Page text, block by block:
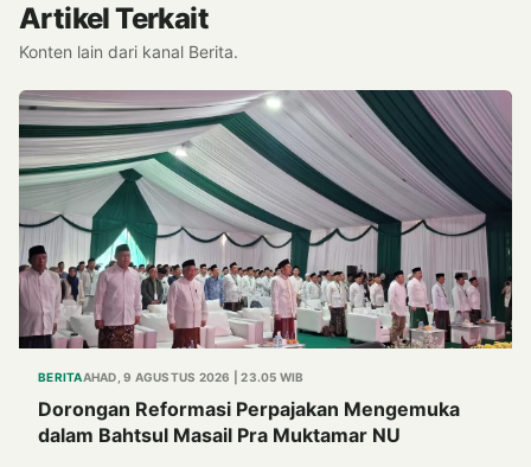
Artikel Terkait
Konten lain dari kanal Berita.
BERITAAHAD, 9 AGUSTUS 2026 | 23.05 WIB
Dorongan Reformasi Perpajakan Mengemuka
dalam Bahtsul Masail Pra Muktamar NU